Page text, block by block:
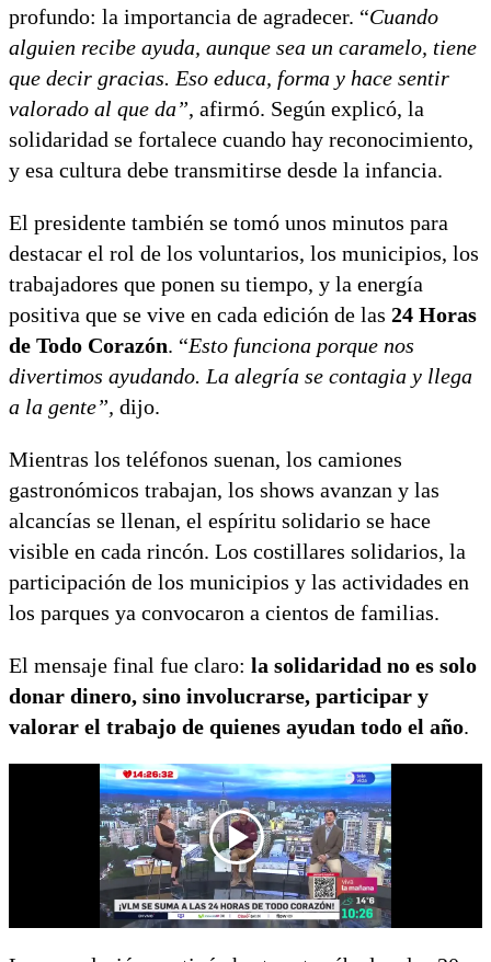
profundo: la importancia de agradecer. “Cuando
alguien recibe ayuda, aunque sea un caramelo, tiene
que decir gracias. Eso educa, forma y hace sentir
valorado al que da”, afirmó. Según explicó, la
solidaridad se fortalece cuando hay reconocimiento,
y esa cultura debe transmitirse desde la infancia.
El presidente también se tomó unos minutos para
destacar el rol de los voluntarios, los municipios, los
trabajadores que ponen su tiempo, y la energía
positiva que se vive en cada edición de las 24 Horas
de Todo Corazón. “Esto funciona porque nos
divertimos ayudando. La alegría se contagia y llega
a la gente”, dijo.
Mientras los teléfonos suenan, los camiones
gastronómicos trabajan, los shows avanzan y las
alcancías se llenan, el espíritu solidario se hace
visible en cada rincón. Los costillares solidarios, la
participación de los municipios y las actividades en
los parques ya convocaron a cientos de familias.
El mensaje final fue claro: la solidaridad no es solo
donar dinero, sino involucrarse, participar y
valorar el trabajo de quienes ayudan todo el año.